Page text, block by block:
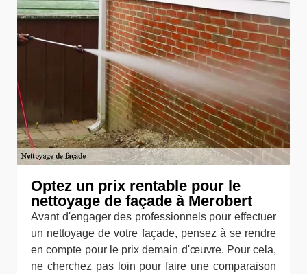
Optez un prix rentable pour le
nettoyage de façade à Merobert
Avant d'engager des professionnels pour effectuer
un nettoyage de votre façade, pensez à se rendre
en compte pour le prix demain d'œuvre. Pour cela,
ne cherchez pas loin pour faire une comparaison